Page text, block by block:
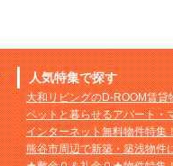
人気特集で探す
大和リビングのD-ROOM賃貸
ペットと暮らせるアパート・
インターネット無料物件特集
熊谷市周辺で新築・築浅物件